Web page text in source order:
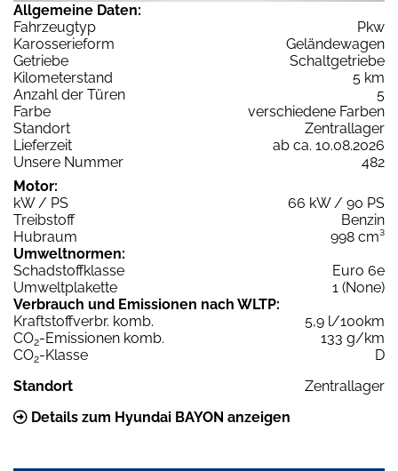
Allgemeine Daten:
Fahrzeugtyp
Pkw
Karosserieform
Geländewagen
Getriebe
Schaltgetriebe
Kilometerstand
5 km
Anzahl der Türen
5
Farbe
verschiedene Farben
Standort
Zentrallager
Lieferzeit
ab ca. 10.08.2026
Unsere Nummer
482
Motor:
kW / PS
66 kW / 90 PS
Treibstoff
Benzin
Hubraum
998 cm³
Umweltnormen:
Schadstoffklasse
Euro 6e
Umweltplakette
1 (None)
Verbrauch und Emissionen nach WLTP:
Kraftstoffverbr. komb.
5,9 l/100km
CO2-Emissionen komb.
133 g/km
CO2-Klasse
D
Standort
Zentrallager
Details zum Hyundai BAYON anzeigen